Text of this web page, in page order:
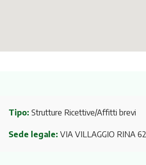
Tipo: Strutture Ricettive/Affitti brevi
Sede legale: VIA VILLAGGIO RINA 62